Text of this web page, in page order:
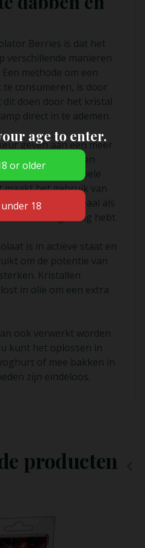
Berries is dat het
verschillende manieren
methode om een
consumeren, is door
dit doen door het kristal
direct in te ademen.
geven aan een meer
verdampen, kunnen
in compatibele
maakt het gebruik van
draagbaarder, ideaal als
verlichting nodig hebt.
is in actieve staat en
om de potentie van
Kristallen
in olie om een extra
ook verwerkt worden
kunt het oplossen in
of mee bakken in
zijn eindeloos.
producten
Meer
age to enter.